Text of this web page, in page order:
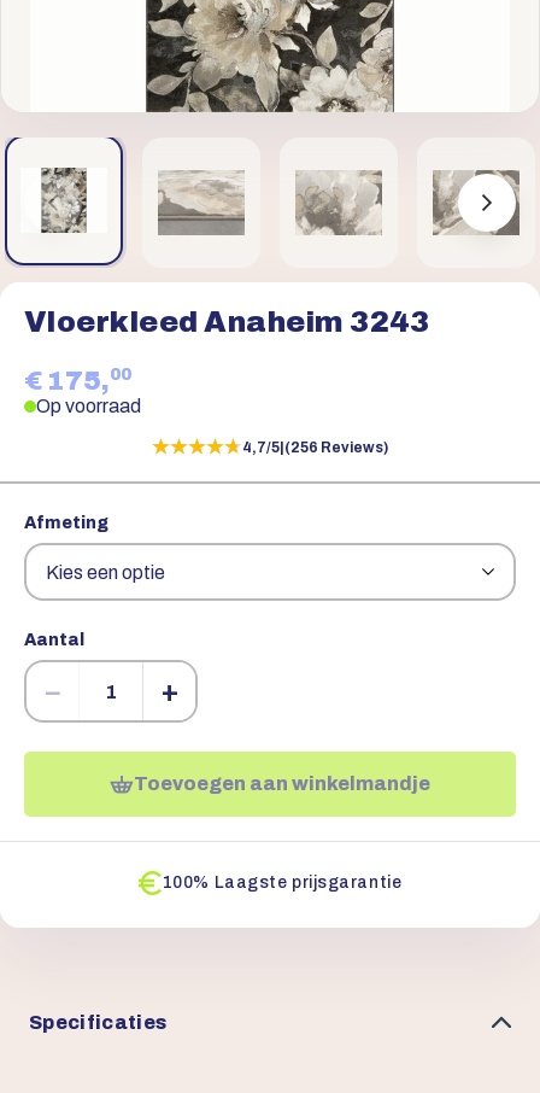
Vloerkleed Anaheim 3243
€ 175,00
Op voorraad
★★★★★
★★★★★4,7/5 (256 Reviews)
Afmeting
Aantal
− +
Toevoegen aan winkelmandje
100% Laagste prijsgarantie
Specificaties